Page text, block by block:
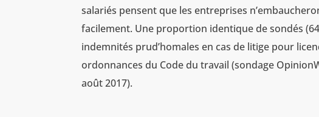
salariés pensent que les entreprises
facilement. Une proportion identique de sondés
indemnités prud’homales en cas de litige pour
ordonnances du Code du travail (sondage
août 2017).